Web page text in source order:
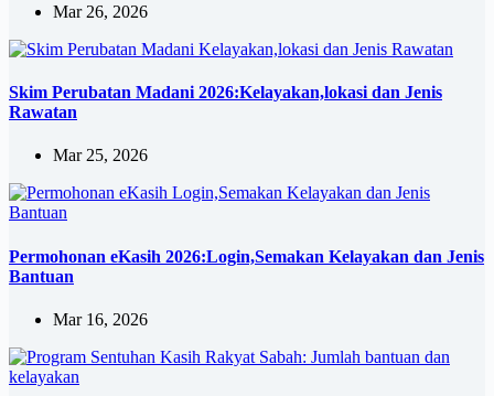
Mar 26, 2026
Skim Perubatan Madani 2026:Kelayakan,lokasi dan Jenis
Rawatan
Mar 25, 2026
Permohonan eKasih 2026:Login,Semakan Kelayakan dan Jenis
Bantuan
Mar 16, 2026